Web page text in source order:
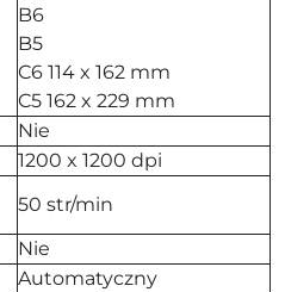
B6
B5
C6 114 x 162 mm
C5 162 x 229 mm
Nie
1200 x 1200 dpi
50 str/min
Nie
Automatyczny